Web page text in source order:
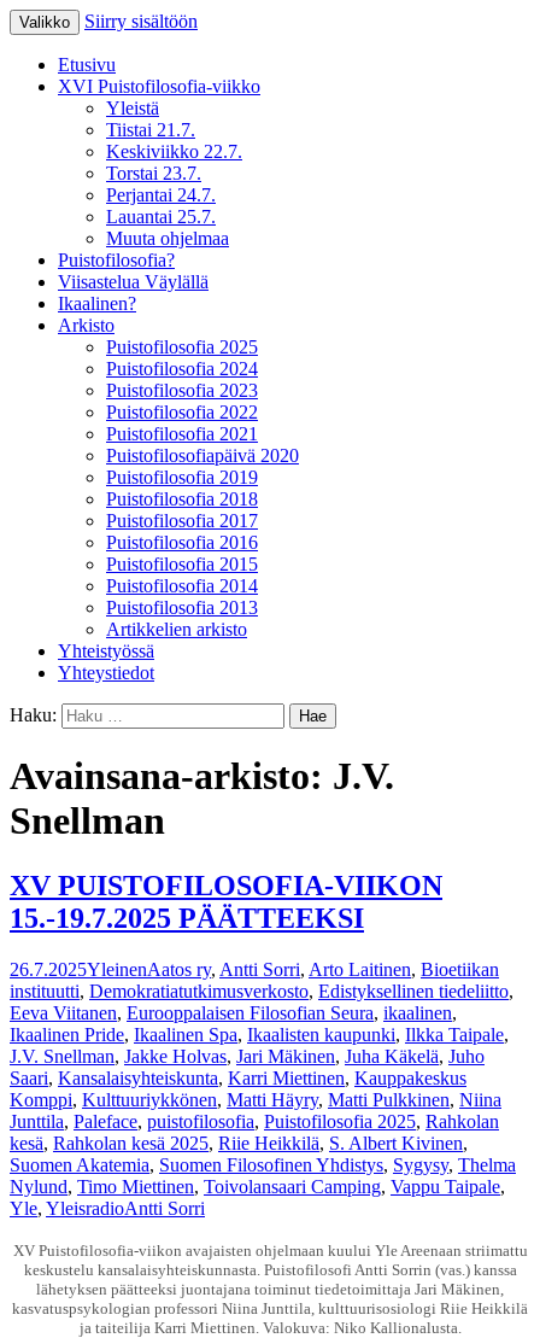
Puistofilosofia
15.-19.7.2025
Valikko Siirry sisältöön
Etusivu
XVI Puistofilosofia-viikko
Yleistä
Tiistai 21.7.
Keskiviikko 22.7.
Torstai 23.7.
Perjantai 24.7.
Lauantai 25.7.
Muuta ohjelmaa
Puistofilosofia?
Viisastelua Väylällä
Ikaalinen?
Arkisto
Puistofilosofia 2025
Puistofilosofia 2024
Puistofilosofia 2023
Puistofilosofia 2022
Puistofilosofia 2021
Puistofilosofiapäivä 2020
Puistofilosofia 2019
Puistofilosofia 2018
Puistofilosofia 2017
Puistofilosofia 2016
Puistofilosofia 2015
Puistofilosofia 2014
Puistofilosofia 2013
Artikkelien arkisto
Yhteistyössä
Yhteystiedot
Haku:
Avainsana-arkisto: J.V.
Snellman
XV PUISTOFILOSOFIA-VIIKON
15.-19.7.2025 PÄÄTTEEKSI
26.7.2025YleinenAatos ry, Antti Sorri, Arto Laitinen, Bioetiikan
instituutti, Demokratiatutkimusverkosto, Edistyksellinen tiedeliitto,
Eeva Viitanen, Eurooppalaisen Filosofian Seura, ikaalinen,
Ikaalinen Pride, Ikaalinen Spa, Ikaalisten kaupunki, Ilkka Taipale,
J.V. Snellman, Jakke Holvas, Jari Mäkinen, Juha Käkelä, Juho
Saari, Kansalaisyhteiskunta, Karri Miettinen, Kauppakeskus
Komppi, Kulttuuriykkönen, Matti Häyry, Matti Pulkkinen, Niina
Junttila, Paleface, puistofilosofia, Puistofilosofia 2025, Rahkolan
kesä, Rahkolan kesä 2025, Riie Heikkilä, S. Albert Kivinen,
Suomen Akatemia, Suomen Filosofinen Yhdistys, Sygysy, Thelma
Nylund, Timo Miettinen, Toivolansaari Camping, Vappu Taipale,
Yle, YleisradioAntti Sorri
XV Puistofilosofia-viikon avajaisten ohjelmaan kuului Yle Areenaan striimattu
keskustelu kansalaisyhteiskunnasta. Puistofilosofi Antti Sorrin (vas.) kanssa
lähetyksen päätteeksi juontajana toiminut tiedetoimittaja Jari Mäkinen,
kasvatuspsykologian professori Niina Junttila, kulttuurisosiologi Riie Heikkilä
ja taiteilija Karri Miettinen. Valokuva: Niko Kallionalusta.